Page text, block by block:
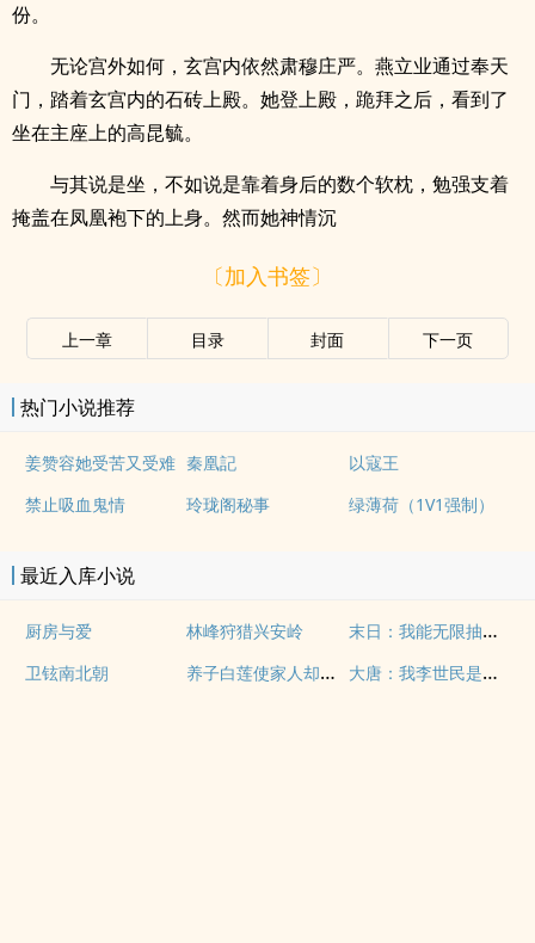
份。
无论宫外如何，玄宫内依然肃穆庄严。燕立业通过奉天
门，踏着玄宫内的石砖上殿。她登上殿，跪拜之后，看到了
坐在主座上的高昆毓。
与其说是坐，不如说是靠着身后的数个软枕，勉强支着
掩盖在凤凰袍下的上身。然而她神情沉
〔加入书签〕
上一章 目录 封面 下一页
热门小说推荐
姜赞容她受苦又受难 秦凰記
以寇王
禁止吸血鬼情
玲珑阁秘事 绿薄荷（1V1强制）
最近入库小说
厨房与爱 林峰狩猎兴安岭 末日：我能无限抽卡加成
卫铉南北朝 养子白莲使家人却弃我如敝履 大唐：我李世民是流氓